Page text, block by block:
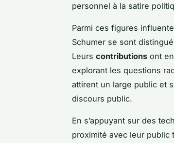
personnel à la satire
Parmi ces figures
Schumer se sont
Leurs contributions ont
explorant les questions
attirent un large public et
discours public.
En s’appuyant sur des
proximité avec leur public